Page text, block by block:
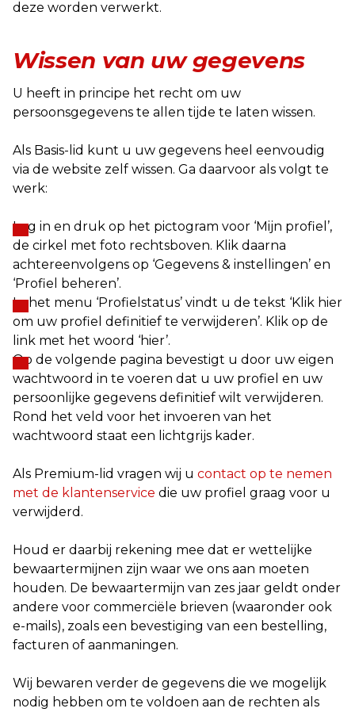
deze worden verwerkt.
Wissen van uw gegevens
U heeft in principe het recht om uw
persoonsgegevens te allen tijde te laten wissen.
Als Basis-lid kunt u uw gegevens heel eenvoudig
via de website zelf wissen. Ga daarvoor als volgt te
werk:
Log in en druk op het pictogram voor ‘Mijn profiel’,
de cirkel met foto rechtsboven. Klik daarna
achtereenvolgens op ‘Gegevens & instellingen’ en
‘Profiel beheren’.
In het menu ‘Profielstatus’ vindt u de tekst ‘Klik hier
om uw profiel definitief te verwijderen’. Klik op de
link met het woord ‘hier’.
Op de volgende pagina bevestigt u door uw eigen
wachtwoord in te voeren dat u uw profiel en uw
persoonlijke gegevens definitief wilt verwijderen.
Rond het veld voor het invoeren van het
wachtwoord staat een lichtgrijs kader.
Als Premium-lid vragen wij u contact op te nemen
met de klantenservice die uw profiel graag voor u
verwijderd.
Houd er daarbij rekening mee dat er wettelijke
bewaartermijnen zijn waar we ons aan moeten
houden. De bewaartermijn van zes jaar geldt onder
andere voor commerciële brieven (waaronder ook
e-mails), zoals een bevestiging van een bestelling,
facturen of aanmaningen.
Wij bewaren verder de gegevens die we mogelijk
nodig hebben om te voldoen aan de rechten als